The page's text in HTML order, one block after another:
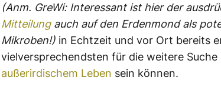
(Anm. GreWi: Interessant ist hier der
Mitteilungauch auf den Erdenmond als
Mikroben!) in Echtzeit und vor Ort bereits
vielversprechendsten für die weitere Suche
außerirdischem Leben sein können.